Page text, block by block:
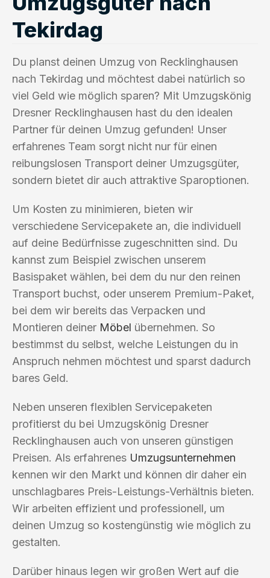
Tekirdag
Du planst deinen Umzug von Recklinghausen
nach Tekirdag und möchtest dabei natürlich so
viel Geld wie möglich sparen? Mit Umzugskönig
Dresner Recklinghausen hast du den idealen
Partner für deinen Umzug gefunden! Unser
erfahrenes Team sorgt nicht nur für einen
reibungslosen Transport deiner Umzugsgüter,
sondern bietet dir auch attraktive Sparoptionen.
Um Kosten zu minimieren, bieten wir
verschiedene Servicepakete an, die individuell
auf deine Bedürfnisse zugeschnitten sind. Du
kannst zum Beispiel zwischen unserem
Basispaket wählen, bei dem du nur den reinen
Transport buchst, oder unserem Premium-Paket,
bei dem wir bereits das Verpacken und
Montieren deiner Möbel übernehmen. So
bestimmst du selbst, welche Leistungen du in
Anspruch nehmen möchtest und sparst dadurch
bares Geld.
Neben unseren flexiblen Servicepaketen
profitierst du bei Umzugskönig Dresner
Recklinghausen auch von unseren günstigen
Preisen. Als erfahrenes Umzugsunternehmen
kennen wir den Markt und können dir daher ein
unschlagbares Preis-Leistungs-Verhältnis bieten.
Wir arbeiten effizient und professionell, um
deinen Umzug so kostengünstig wie möglich zu
gestalten.
Darüber hinaus legen wir großen Wert auf die